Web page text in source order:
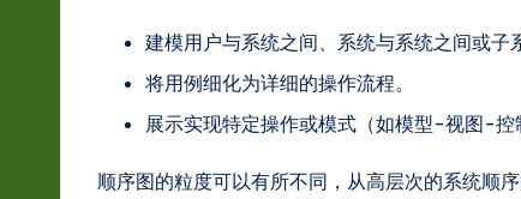
建模用户与系统之间、系统与系统之间或子
将用例细化为详细的操作流程。
展示实现特定操作或模式（如模型-视图-控
顺序图的粒度可以有所不同，从高层次的系统顺